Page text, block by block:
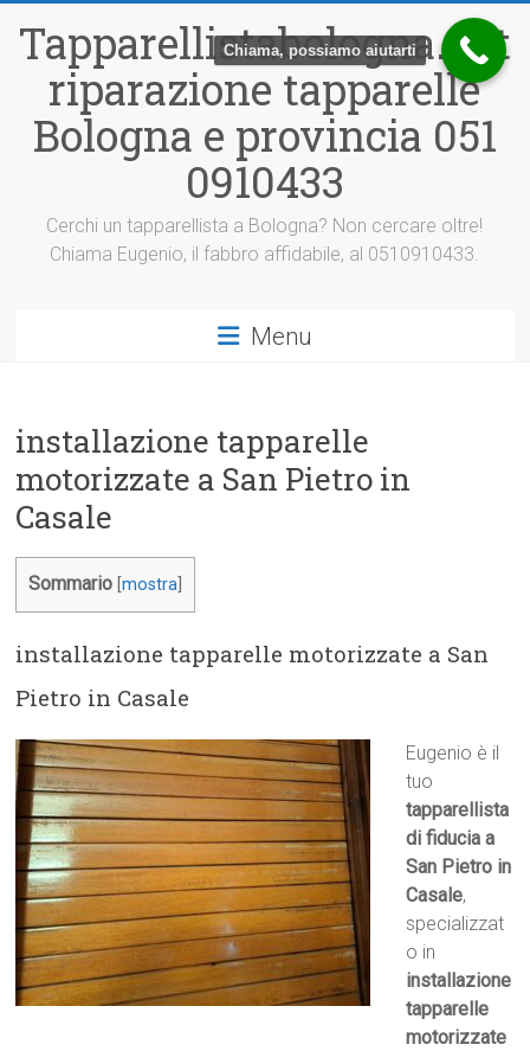
contenuto
Tapparellistabologna.net
riparazione tapparelle
Bologna e provincia 051
0910433
Cerchi un tapparellista a Bologna? Non cercare oltre!
Chiama Eugenio, il fabbro affidabile, al 0510910433.
Menu
installazione tapparelle
motorizzate a San Pietro in
Casale
Sommario [mostra
installazione tapparelle motorizzate a San
Pietro in Casale
Eugenio è il
tuo
tapparellista
di fiducia a
San Pietro in
Casale,
specializzat
o in
installazione
tapparelle
motorizzate
Chiama, possiamo aiutarti